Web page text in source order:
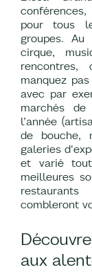
pour tous
groupes. Au
cirque,
rencontres,
manquez
avec par
marchés
l’année
de bouche,
galeries
et varié
meilleures
combleront
aux